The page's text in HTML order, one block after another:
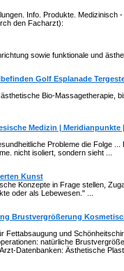
Info. Produkte. Medizinisch
den Facharzt):
sowie funktionale und
Golf Esplanade
Bio-Massagetherapie,
Medizin | Meridianpunkte
Probleme die Folge
nicht isoliert, sondern sieht ...
Kunst
Konzepte in Frage stellen,
oder als Lebewesen." ...
Brustvergrößerung
Fettabsaugung und
natürliche
Datenbanken: Ästhetische